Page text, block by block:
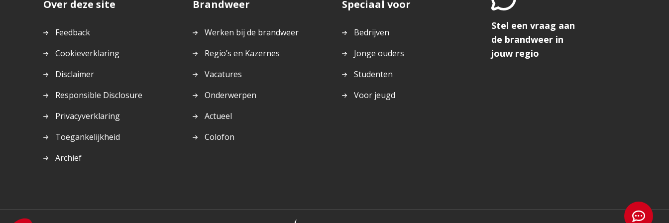
Over deze site
Feedback
Cookieverklaring
Disclaimer
Responsible Disclosure
Privacyverklaring
Toegankelijkheid
Archief
Brandweer
Werken bij de brandweer
Regio’s en Kazernes
Vacatures
Onderwerpen
Actueel
Colofon
Speciaal voor
Bedrijven
Jonge ouders
Studenten
Voor jeugd
Stel een vraag aan
de brandweer in
jouw regio